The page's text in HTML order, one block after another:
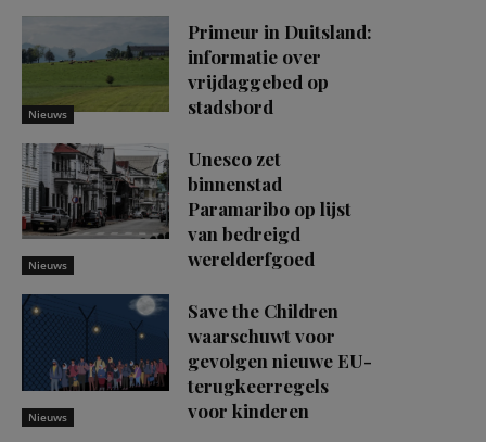
Nieuws
Primeur in Duitsland:
informatie over
vrijdaggebed op
stadsbord
Nieuws
Unesco zet
binnenstad
Paramaribo op lijst
van bedreigd
werelderfgoed
Nieuws
Save the Children
waarschuwt voor
gevolgen nieuwe EU-
terugkeerregels
voor kinderen